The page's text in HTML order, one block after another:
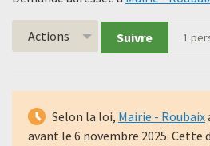
Actions Suivre 1
Selon la loi, Mairie - Roubaix
avant le 6 novembre 2025. Cette